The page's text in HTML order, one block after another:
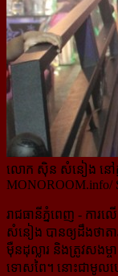
លោក ស៊ិន សំនៀង នៅក្
MONOROOM.info/
រាជធានីភ្នំពេញ - ការល
សំនៀង បានឲ្យដឹងថាត
ម៉ឺនដុល្លារ និងត្រូវសង
ទោសពៃ។ នោះជាមូលហ